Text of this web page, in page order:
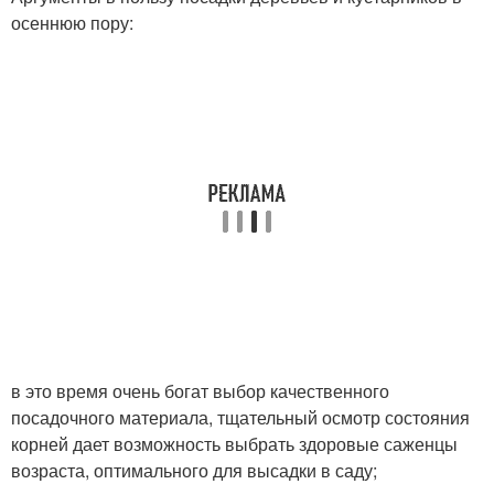
осеннюю пору:
в это время очень богат выбор качественного
посадочного материала, тщательный осмотр состояния
корней дает возможность выбрать здоровые саженцы
возраста, оптимального для высадки в саду;